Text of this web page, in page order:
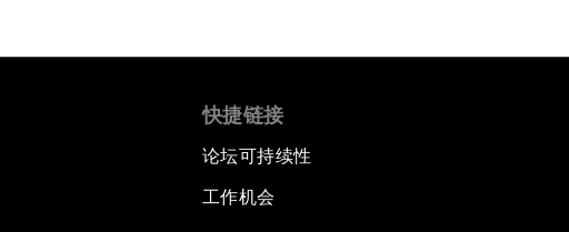
快捷链接
论坛可持续性
工作机会